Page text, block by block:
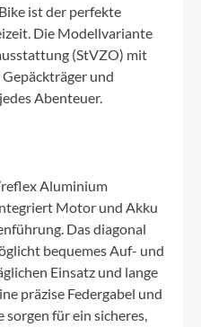
ist der perfekte
Die Modellvariante
(StVZO) mit
und
Abenteuer.
Aluminium
Motor und Akku
Das diagonal
bequemes Auf- und
Einsatz und lange
präzise Federgabel und
für ein sicheres,